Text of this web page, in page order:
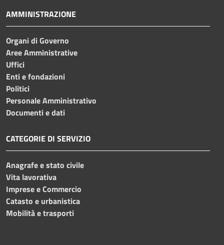
AMMINISTRAZIONE
Organi di Governo
Aree Amministrative
Uffici
Enti e fondazioni
Politici
Personale Amministrativo
Documenti e dati
CATEGORIE DI SERVIZIO
Anagrafe e stato civile
Vita lavorativa
Imprese e Commercio
Catasto e urbanistica
Mobilità e trasporti